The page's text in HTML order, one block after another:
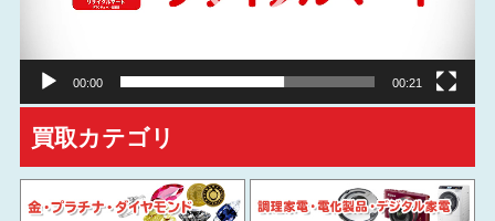
00:00 00:21
買取カテゴリ